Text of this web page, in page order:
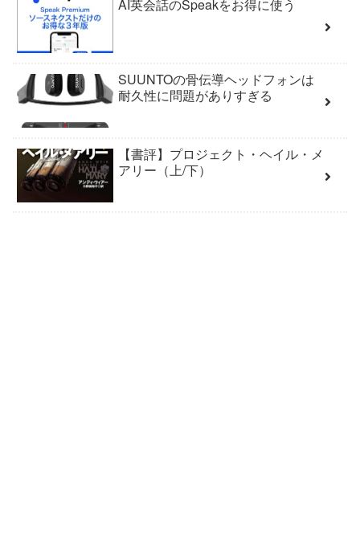
AI英会話のSpeakをお得に使う
SUUNTOの骨伝導ヘッドフォンは
耐久性に問題がありすぎる
【書評】プロジェクト・ヘイル・メ
アリー（上/下）